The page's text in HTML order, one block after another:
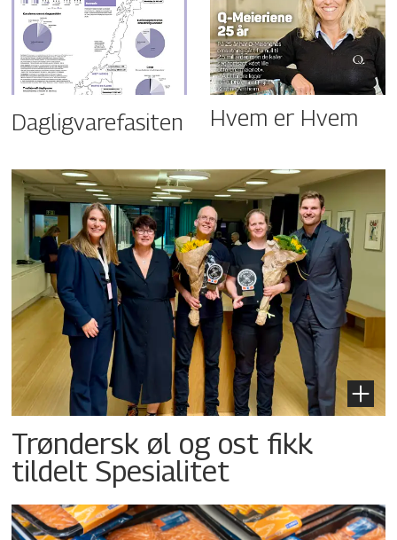
Dagligvarefasiten Hvem er Hvem
Trøndersk øl og ost fikk
tildelt Spesialitet